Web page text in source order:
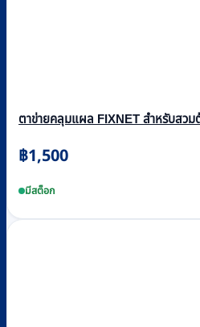
ตาข่ายคลุมแผล FIXNET สำหรับสวม
฿1,500
มีสต็อก